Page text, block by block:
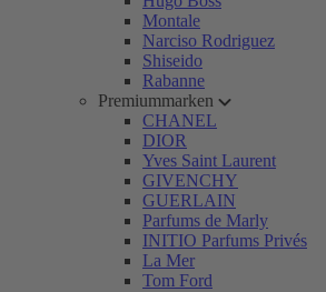
Montale
Narciso Rodriguez
Shiseido
Rabanne
Premiummarken
CHANEL
DIOR
Yves Saint Laurent
GIVENCHY
GUERLAIN
Parfums de Marly
INITIO Parfums Privés
La Mer
Tom Ford